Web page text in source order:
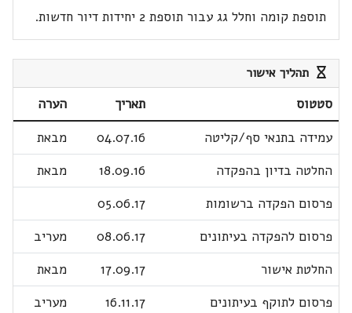
תוספת קומה וחלל גג עבור תוספת 2 יחידות דיור חדשות.
תהליך אישור
סטטוס תאריך
הערה
עמידה בתנאי סף/קליטה
04.07.16
מבאת
החלטה בדיון בהפקדה
18.09.16
מבאת
פרסום הפקדה ברשומות
05.06.17
פרסום להפקדה בעיתונים
08.06.17
מעריב
החלטת אישור
17.09.17
מבאת
פרסום לתוקף בעיתונים
16.11.17
מעריב